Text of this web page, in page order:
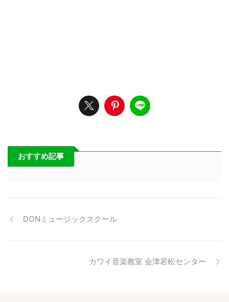
おすすめ記事
DONミュージックスクール
カワイ音楽教室 会津若松センター